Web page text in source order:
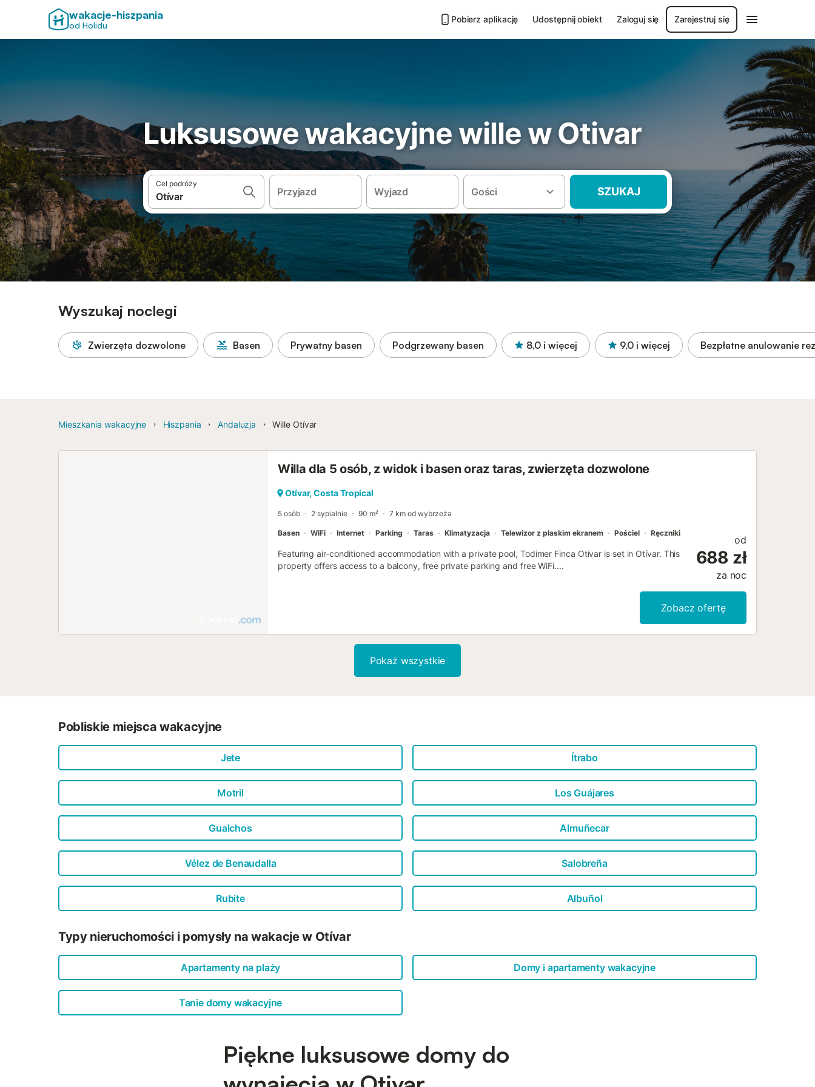
wakacje-hiszpania
od Holidu
Pobierz aplikację Udostępnij obiekt Zaloguj się Zarejestruj się
Luksusowe wakacyjne wille w Otivar
Cel podróży
Przyjazd Wyjazd Gości SZUKAJ
Wyszukaj noclegi
Zwierzęta dozwolone Basen Prywatny basen Podgrzewany basen 8,0 i więcej 9,0 i więcej Bezpłatne anulowanie
Mieszkania wakacyjne Hiszpania Andaluzja Wille Otívar
Willa dla 5 osób, z widok i basen oraz taras, zwierzęta dozwolone
Otívar, Costa Tropical
5 osób 2 sypialnie 90 m² 7 km od wybrzeża
Basen WiFi Internet Parking Taras Klimatyzacja Telewizor z płaskim ekranem Pościel Ręczniki
Featuring air-conditioned accommodation with a private pool, Todimer Finca Otivar is set in Otívar. This
property offers access to a balcony, free private parking and free WiFi....
od
688 zł
za noc
Zobacz ofertę
Pokaż wszystkie
Pobliskie miejsca wakacyjne
Jete Ítrabo
Motril Los Guájares
Gualchos Almuñecar
Vélez de Benaudalla Salobreña
Rubite Albuñol
Typy nieruchomości i pomysły na wakacje w Otívar
Apartamenty na plaży Domy i apartamenty wakacyjne
Tanie domy wakacyjne
Piękne luksusowe domy do